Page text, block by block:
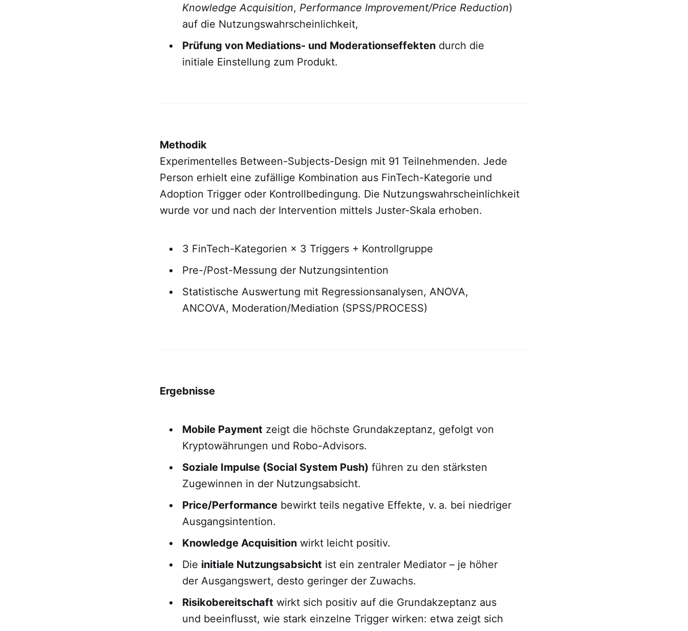
Knowledge Acquisition, Performance Improvement/Price Reduction)
auf die Nutzungswahrscheinlichkeit,
Prüfung von Mediations- und Moderationseffekten durch die
initiale Einstellung zum Produkt.
Methodik
Experimentelles Between-Subjects-Design mit 91 Teilnehmenden. Jede
Person erhielt eine zufällige Kombination aus FinTech-Kategorie und
Adoption Trigger oder Kontrollbedingung. Die Nutzungswahrscheinlichkeit
wurde vor und nach der Intervention mittels Juster-Skala erhoben.
3 FinTech-Kategorien × 3 Triggers + Kontrollgruppe
Pre-/Post-Messung der Nutzungsintention
Statistische Auswertung mit Regressionsanalysen, ANOVA,
ANCOVA, Moderation/Mediation (SPSS/PROCESS)
Ergebnisse
Mobile Payment zeigt die höchste Grundakzeptanz, gefolgt von
Kryptowährungen und Robo-Advisors.
Soziale Impulse (Social System Push) führen zu den stärksten
Zugewinnen in der Nutzungsabsicht.
Price/Performance bewirkt teils negative Effekte, v. a. bei niedriger
Ausgangsintention.
Knowledge Acquisition wirkt leicht positiv.
Die initiale Nutzungsabsicht ist ein zentraler Mediator – je höher
der Ausgangswert, desto geringer der Zuwachs.
Risikobereitschaft wirkt sich positiv auf die Grundakzeptanz aus
und beeinflusst, wie stark einzelne Trigger wirken: etwa zeigt sich